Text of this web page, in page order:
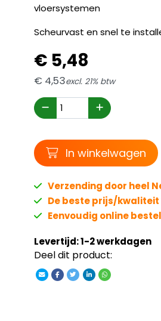
vloersystemen
Scheurvast en snel te
€ 5,48
€ 4,53excl. 21% btw
Winkelwagen
In winkelwagen
Verzending door heel
De beste prijs/
Eenvoudig online
Levertijd: 1-2 werkdagen
Deel dit product: